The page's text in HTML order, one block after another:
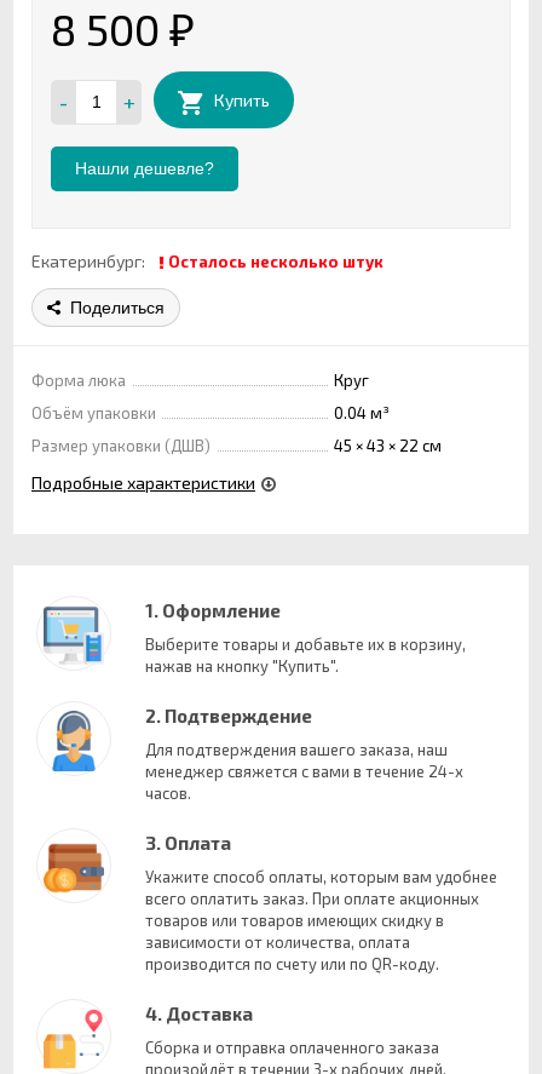
8 500 ₽
- + Купить
Нашли дешевле?
Екатеринбург: Осталось несколько штук
Поделиться
Форма люка
Круг
Объём упаковки
0.04 м³
Размер упаковки (ДШВ)
45 × 43 × 22 см
Подробные характеристики
1. Оформление
Выберите товары и добавьте их в корзину,
нажав на кнопку "Купить".
2. Подтверждение
Для подтверждения вашего заказа, наш
менеджер свяжется с вами в течение 24-х
часов.
3. Оплата
Укажите способ оплаты, которым вам удобнее
всего оплатить заказ. При оплате акционных
товаров или товаров имеющих скидку в
зависимости от количества, оплата
производится по счету или по QR-коду.
4. Доставка
Сборка и отправка оплаченного заказа
произойдёт в течении 3-х рабочих дней.